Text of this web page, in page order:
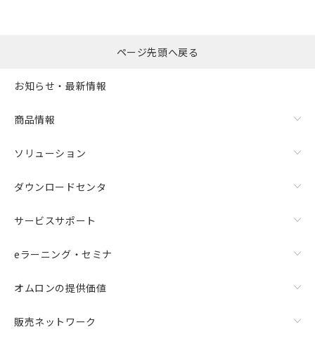
ページ先頭へ戻る
お知らせ・最新情報
商品情報
ソリューション
ダウンロードセンタ
サービスサポート
eラーニング・セミナ
オムロンの提供価値
販売ネットワーク